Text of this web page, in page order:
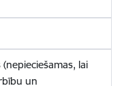
lai
un